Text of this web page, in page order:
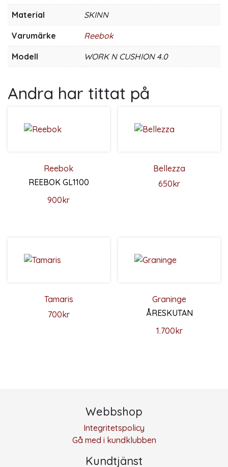
Material SKINN
Varumärke Reebok
Modell WORK N CUSHION 4.0
Andra har tittat på
Reebok
REEBOK GL1100
900kr
Bellezza
650kr
Tamaris
700kr
Den här produkten har flera varianter. De olika
Graninge
ÅRESKUTAN
1.700kr
Webbshop
Integritetspolicy
Gå med i kundklubben
Kundtjänst